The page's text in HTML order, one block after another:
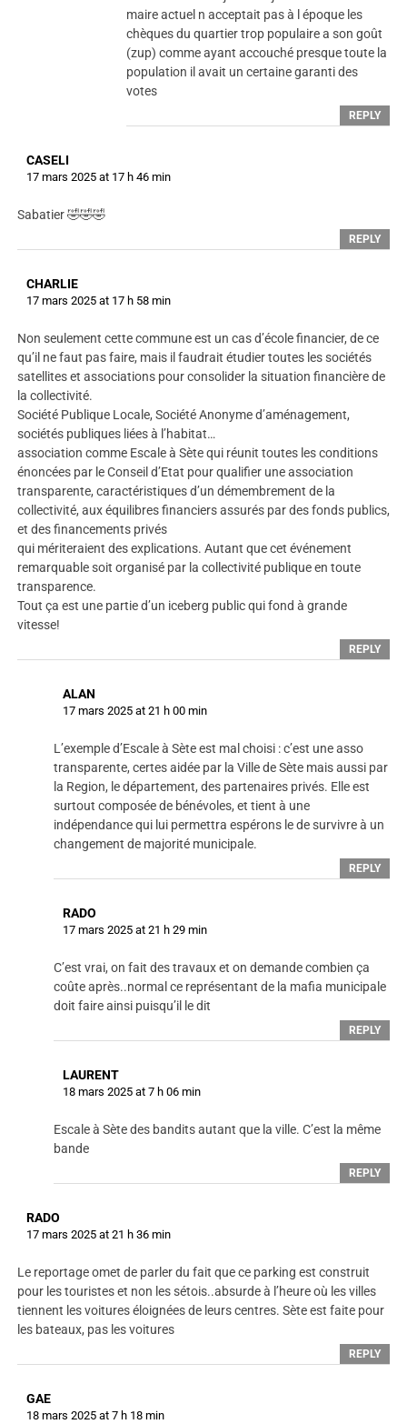
maire actuel n acceptait pas à l époque les
chèques du quartier trop populaire a son goût
(zup) comme ayant accouché presque toute la
population il avait un certaine garanti des
votes
REPLY
CASELI
17 mars 2025 at 17 h 46 min
Sabatier 🤣🤣🤣
REPLY
CHARLIE
17 mars 2025 at 17 h 58 min
Non seulement cette commune est un cas d’école financier, de ce
qu’il ne faut pas faire, mais il faudrait étudier toutes les sociétés
satellites et associations pour consolider la situation financière de
la collectivité.
Société Publique Locale, Société Anonyme d’aménagement,
sociétés publiques liées à l’habitat…
association comme Escale à Sète qui réunit toutes les conditions
énoncées par le Conseil d’Etat pour qualifier une association
transparente, caractéristiques d’un démembrement de la
collectivité, aux équilibres financiers assurés par des fonds publics,
et des financements privés
qui mériteraient des explications. Autant que cet événement
remarquable soit organisé par la collectivité publique en toute
transparence.
Tout ça est une partie d’un iceberg public qui fond à grande
vitesse!
REPLY
ALAN
17 mars 2025 at 21 h 00 min
L’exemple d’Escale à Sète est mal choisi : c’est une asso
transparente, certes aidée par la Ville de Sète mais aussi par
la Region, le département, des partenaires privés. Elle est
surtout composée de bénévoles, et tient à une
indépendance qui lui permettra espérons le de survivre à un
changement de majorité municipale.
REPLY
RADO
17 mars 2025 at 21 h 29 min
C’est vrai, on fait des travaux et on demande combien ça
coûte après..normal ce représentant de la mafia municipale
doit faire ainsi puisqu’il le dit
REPLY
LAURENT
18 mars 2025 at 7 h 06 min
Escale à Sète des bandits autant que la ville. C’est la même
bande
REPLY
RADO
17 mars 2025 at 21 h 36 min
Le reportage omet de parler du fait que ce parking est construit
pour les touristes et non les sétois..absurde à l’heure où les villes
tiennent les voitures éloignées de leurs centres. Sète est faite pour
les bateaux, pas les voitures
REPLY
GAE
18 mars 2025 at 7 h 18 min